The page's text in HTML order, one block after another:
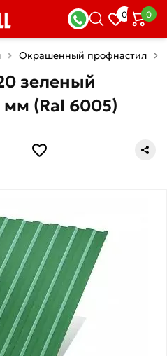
0 0
Окрашенный профнастил
зеленый
мм (Ral 6005)